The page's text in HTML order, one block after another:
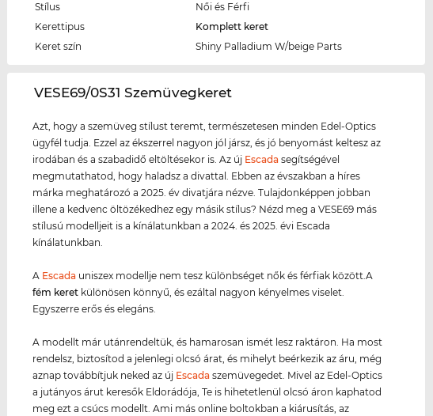
Stílus
Női és Férfi
Kerettipus
Komplett keret
Keret szín
Shiny Palladium W/beige Parts
‌VESE69/0S31 Szemüvegkeret
Azt, hogy a szemüveg stílust teremt, természetesen minden Edel-Optics
ügyfél tudja. Ezzel az ékszerrel nagyon jól jársz, és jó benyomást keltesz az
irodában és a szabadidő eltöltésekor is. Az új Escada segítségével
megmutathatod, hogy haladsz a divattal. Ebben az évszakban a híres
márka meghatározó a 2025. év divatjára nézve. Tulajdonképpen jobban
illene a kedvenc öltözékedhez egy másik stílus? Nézd meg a VESE69 más
stílusú modelljeit is a kínálatunkban a 2024. és 2025. évi Escada
kínálatunkban.
A Escada uniszex modellje nem tesz különbséget nők és férfiak között.A
fém keret különösen könnyű, és ezáltal nagyon kényelmes viselet.
Egyszerre erős és elegáns.
A modellt már utánrendeltük, és hamarosan ismét lesz raktáron. Ha most
rendelsz, biztosítod a jelenlegi olcsó árat, és mihelyt beérkezik az áru, még
aznap továbbítjuk neked az új Escada szemüvegedet. Mivel az Edel-Optics
a jutányos árut keresők Eldorádója, Te is hihetetlenül olcsó áron kaphatod
meg ezt a csúcs modellt. Ami más online boltokban a kiárusítás, az